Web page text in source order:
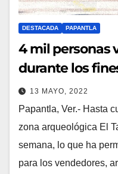
DESTACADA PAPANTLA
4 mil personas
durante los
13 MAYO, 2022
Papantla, Ver.- Hasta
zona arqueológica El
semana, lo que ha
para los vendedores,